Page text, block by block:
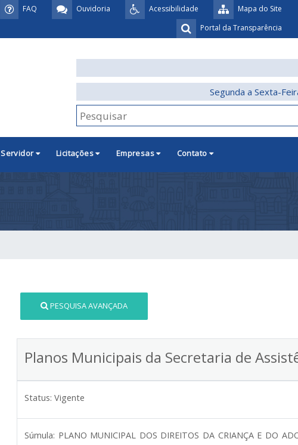
Mapa do Site
Acessibilidade
Ouvidoria
FAQ
Portal da Transparência
Segunda a Sexta-
Servidor Licitações Empresas Contato
PESQUISA AVANÇADA
Planos Municipais da Secretaria de
Status: Vigente
Súmula: PLANO MUNICIPAL DOS DIREITOS DA CRIANÇA E DO